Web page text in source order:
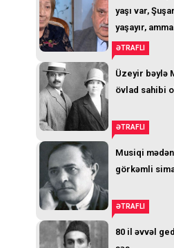
yaşı var,
yaşayır,
ƏTRAFLI
Üzeyir bəylə
övlad sahibi
ƏTRAFLI
Musiqi
görkəmli
ƏTRAFLI
80 il əvvəl